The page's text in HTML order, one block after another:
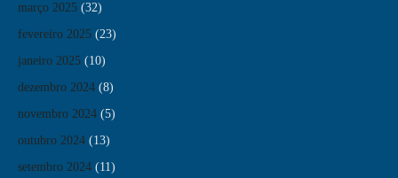
março 2025 (32)
fevereiro 2025 (23)
janeiro 2025 (10)
dezembro 2024 (8)
novembro 2024 (5)
outubro 2024 (13)
setembro 2024 (11)